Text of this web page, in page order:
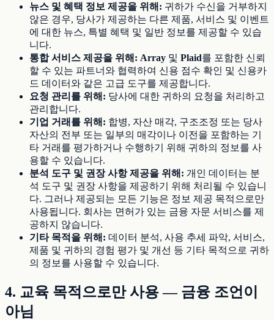
뉴스 및 혜택 정보 제공을 위해: 귀하가 수신을 거부하지
않은 경우, 당사가 제공하는 다른 제품, 서비스 및 이벤트
에 대한 뉴스, 특별 혜택 및 일반 정보를 제공할 수 있습
니다.
통합 서비스 제공을 위해: Array 및 Plaid를 포함한 신뢰
할 수 있는 파트너와 협력하여 신용 점수 확인 및 신용카
드 데이터와 같은 고급 도구를 제공합니다.
요청 관리를 위해: 당사에 대한 귀하의 요청을 처리하고
관리합니다.
기업 거래를 위해: 합병, 자산 매각, 구조조정 또는 당사
자산의 전부 또는 일부의 매각이나 이전을 포함하는 기
타 거래를 평가하거나 수행하기 위해 귀하의 정보를 사
용할 수 있습니다.
분석 도구 및 권장 사항 제공을 위해: 개인 데이터는 분
석 도구 및 권장 사항을 제공하기 위해 처리될 수 있습니
다. 그러나 제공되는 모든 기능은 정보 제공 목적으로만
사용됩니다. 회사는 면허가 있는 금융 자문 서비스를 제
공하지 않습니다.
기타 목적을 위해: 데이터 분석, 사용 추세 파악, 서비스,
제품 및 귀하의 경험 평가 및 개선 등 기타 목적으로 귀하
의 정보를 사용할 수 있습니다.
4. 교육 목적으로만 사용 — 금융 조언이
아님